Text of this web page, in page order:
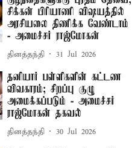
சிக்கன் பிரியாணி விஷயத்தில்
அரசியலை திணிக்க வேண்டாம்
- அமைச்சர் ராஜ்மோகன்
தினத்தந்தி 31 Jul 2026
தனியார் பள்ளிகளின் கட்டண
விவகாரம்; சிறப்பு குழு
அமைக்கப்படும் - அமைச்சர்
ராஜ்மோகன் தகவல்
தினத்தந்தி 30 Jul 2026